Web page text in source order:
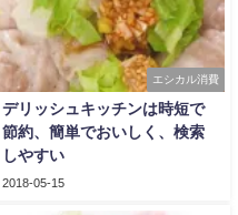
エシカル消費
デリッシュキッチンは時短で
節約、簡単でおいしく、検索
しやすい
2018-05-15